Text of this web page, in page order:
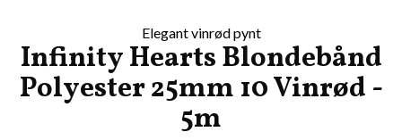
Elegant vinrød pynt
Infinity Hearts Blondebånd
Polyester 25mm 10 Vinrød -
5m